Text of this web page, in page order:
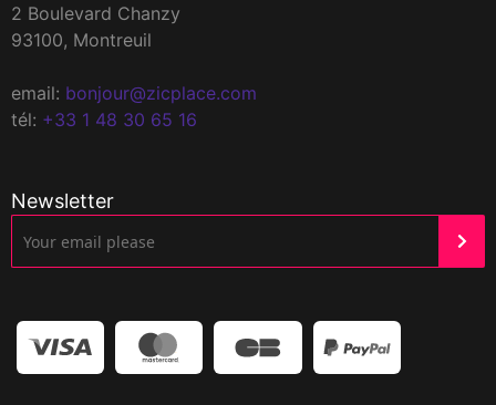
2 Boulevard Chanzy
93100, Montreuil
email: bonjour@zicplace.com
tél: +33 1 48 30 65 16
Newsletter